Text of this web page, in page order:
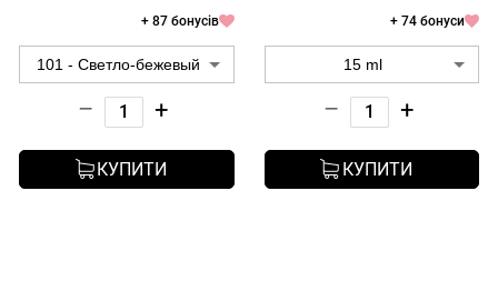
+ 87 бонусів
– +
КУПИТИ
+ 74 бонуси
– +
КУПИТИ